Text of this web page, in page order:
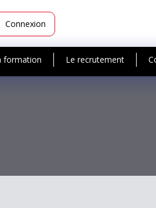
Connexion
formation Le recrutement